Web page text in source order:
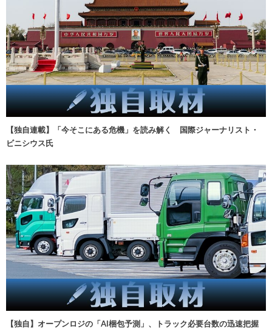
【独自連載】「今そこにある危機」を読み解く 国際ジャーナリスト・
ビニシウス氏
【独自】オープンロジの「AI梱包予測」、トラック必要台数の迅速把握